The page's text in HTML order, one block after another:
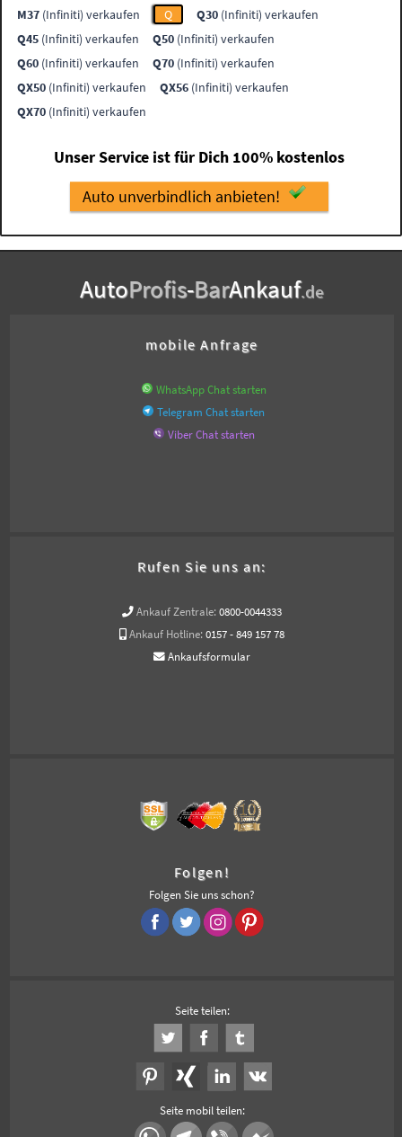
M37 (Infiniti) verkaufen Q Q30 (Infiniti) verkaufen
Q45 (Infiniti) verkaufen Q50 (Infiniti) verkaufen
Q60 (Infiniti) verkaufen Q70 (Infiniti) verkaufen
QX50 (Infiniti) verkaufen QX56 (Infiniti) verkaufen
QX70 (Infiniti) verkaufen
Unser Service ist für Dich 100% kostenlos
Auto unverbindlich anbieten!
AutoProfis-BarAnkauf.de
mobile Anfrage
WhatsApp Chat starten
Telegram Chat starten
Viber Chat starten
Rufen Sie uns an:
Ankauf Zentrale: 0800-0044333
Ankauf Hotline: 0157 - 849 157 78
Ankaufsformular
Folgen!
Folgen Sie uns schon?
Seite teilen:
Seite mobil teilen: